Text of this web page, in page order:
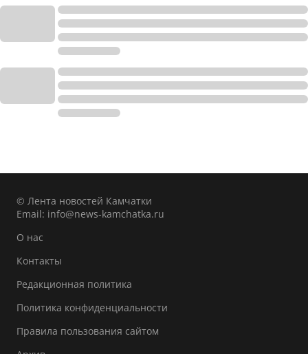
© Лента новостей Камчатки
Email: info@news-kamchatka.ru
О нас
Контакты
Редакционная политика
Политика конфиденциальности
Правила пользования сайтом